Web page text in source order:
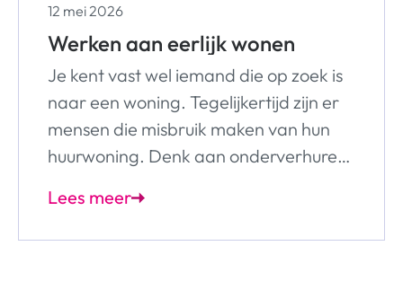
12 mei 2026
Werken aan eerlijk wonen
Je kent vast wel iemand die op zoek is
naar een woning. Tegelijkertijd zijn er
mensen die misbruik maken van hun
huurwoning. Denk aan onderverhuren
Allemaal om er geld aan te verdienen
of iemand anders te helpen aan een
Lees meer